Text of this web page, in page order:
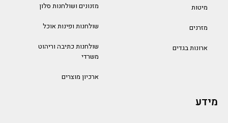
מיטות
מזרנים
ארונות בגדים
מזנונים ושולחנות סלון
שולחנות ופינות אוכל
שולחנות כתיבה וריהוט
משרדי
ארכיון מוצרים
מידע